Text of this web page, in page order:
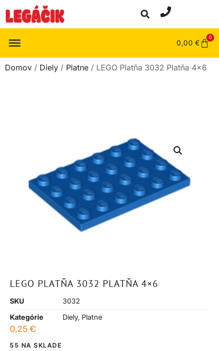
0,00 €
0
Domov / Diely / Platne / LEGO Platňa 3032 Platňa 4×6
LEGO PLATŇA 3032 PLATŇA 4×6
SKU
3032
Kategórie
Diely, Platne
0,25 €
55 NA SKLADE